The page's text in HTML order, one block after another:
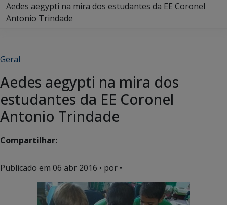
Aedes aegypti na mira dos estudantes da EE Coronel
Antonio Trindade
Geral
Aedes aegypti na mira dos
estudantes da EE Coronel
Antonio Trindade
Compartilhar:
Publicado em 06 abr 2016 • por •